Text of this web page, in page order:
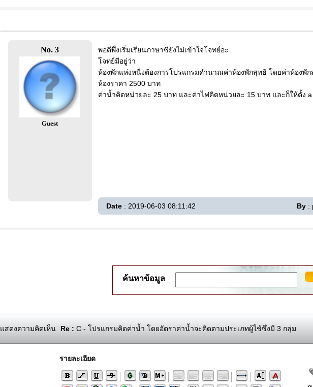
No. 3
Guest
พอดีพึ่งเริ่มเรียนภาษาซียังไม่เข้าใจโจทย์อะ
โจทย์มีอยู่ว่า
ห้องพักแห่งหนี่งต้องการโปรแกรมคำนาณค่าห้องพักสุทธิ โดยค่าห้องพั
ห้องราคา 2500 บาท
ค่าน้ำคิดหน่วยละ 25 บาท และค่าไฟคิดหน่วยละ 15 บาท และก็ให้ตั้ง
Date : 2019-06-03 08:11:42 By :
ค้นหาข้อมูล
แสดงความคิดเห็น Re : C - โปรแกรมคิดค่าน้ำ โดยอัตราค่าน้ำจะคิดตามประเภทผู้ใช้ซึ่งมี 3 กลุ่ม
รายละเอียด